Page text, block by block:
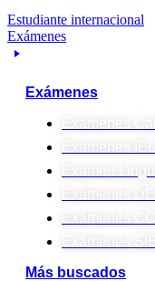
Estudiante internacional
Exámenes
Exámenes
Exámenes
Exámenes
Examen
Exámenes
Exámenes
Exámenes
Más buscados